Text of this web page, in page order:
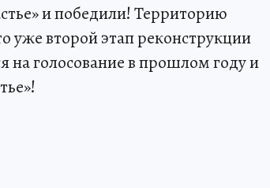
и победили! Территорию
уже второй этап реконструкции
на голосование в прошлом году и